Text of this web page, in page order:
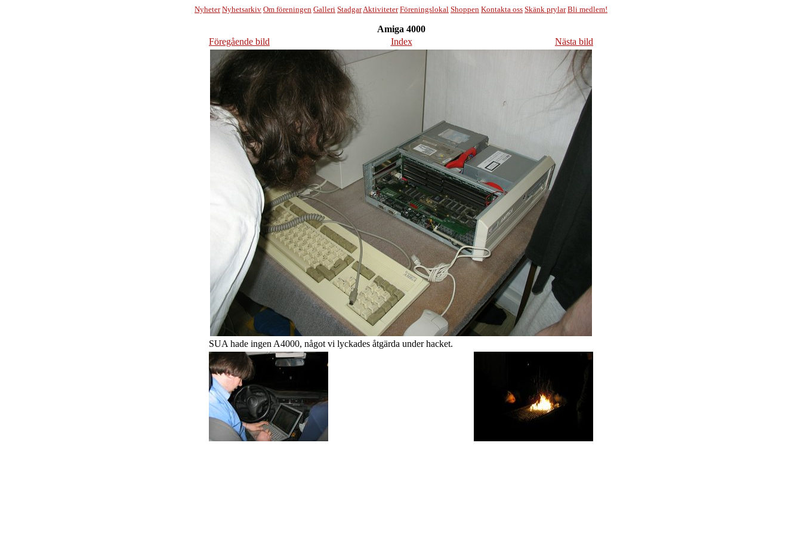
Nyheter Nyhetsarkiv Om föreningen Galleri StadgarAktiviteter Föreningslokal Shoppen Kontakta oss Skänk prylar Bli medlem!
Amiga 4000
Föregående bild
Index Nästa bild
SUA hade ingen A4000, något vi lyckades åtgärda under hacket.